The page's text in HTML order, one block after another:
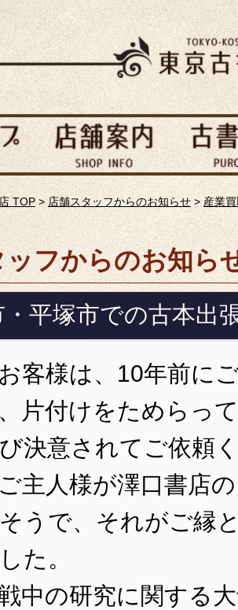
TOP > 店舗スタッフからのお知らせ> 産業
ッフからのお知ら
平塚市での古本出
客様は、10年前に
片付けをためらっ
決意されてご依頼
主人様が澤口書店
うで、それがご縁
た。
中の研究に関する